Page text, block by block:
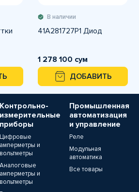
В наличии
41A281727P1 Диод
1 278 100 сум
ДОБАВИТЬ
Контрольно-
измерительные
приборы
Цифровые
амперметры и
вольтметры
Аналоговые
амперметры и
вольтметры
Промышленная
автоматизация
и управление
Реле
Модульная
автоматика
Все товары